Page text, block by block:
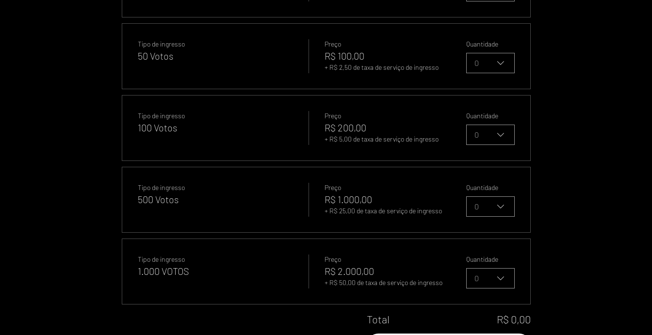
Tipo de ingresso
50 Votos
Preço
R$ 100,00
+ R$ 2,50 de taxa de serviço de ingresso
Quantidade
0
Tipo de ingresso
100 Votos
Preço
R$ 200,00
+ R$ 5,00 de taxa de serviço de ingresso
Quantidade
0
Tipo de ingresso
500 Votos
Preço
R$ 1.000,00
+ R$ 25,00 de taxa de serviço de ingresso
Quantidade
0
Tipo de ingresso
1.000 VOTOS
Preço
R$ 2.000,00
+ R$ 50,00 de taxa de serviço de ingresso
Quantidade
0
Total R$ 0,00